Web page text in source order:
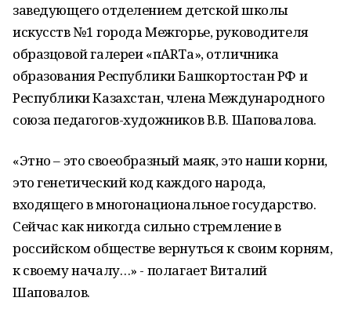
заведующего отделением детской школы
искусств №1 города Межгорье, руководителя
образцовой галереи «пАRТа», отличника
образования Республики Башкортостан РФ и
Республики Казахстан, члена Международного
союза педагогов-художников В.В. Шаповалова.
«Этно – это своеобразный маяк, это наши корни,
это генетический код каждого народа,
входящего в многонациональное государство.
Сейчас как никогда сильно стремление в
российском обществе вернуться к своим корням,
к своему началу…» - полагает Виталий
Шаповалов.